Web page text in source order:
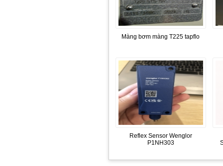
Màng bơm màng T225 tapflo
Reflex Sensor Wenglor
P1NH303